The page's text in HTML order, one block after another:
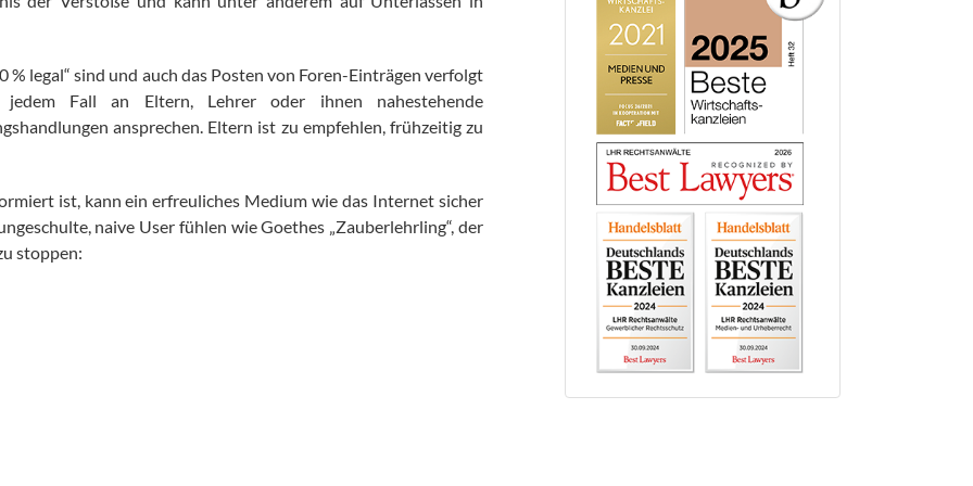
% legal“ sind und auch das Posten von Foren-Einträgen verfolgt
Fall an Eltern, Lehrer oder ihnen nahestehende
ansprechen. Eltern ist zu empfehlen, frühzeitig zu
ist, kann ein erfreuliches Medium wie das Internet sicher
naive User fühlen wie Goethes „Zauberlehrling“, der
stoppen: